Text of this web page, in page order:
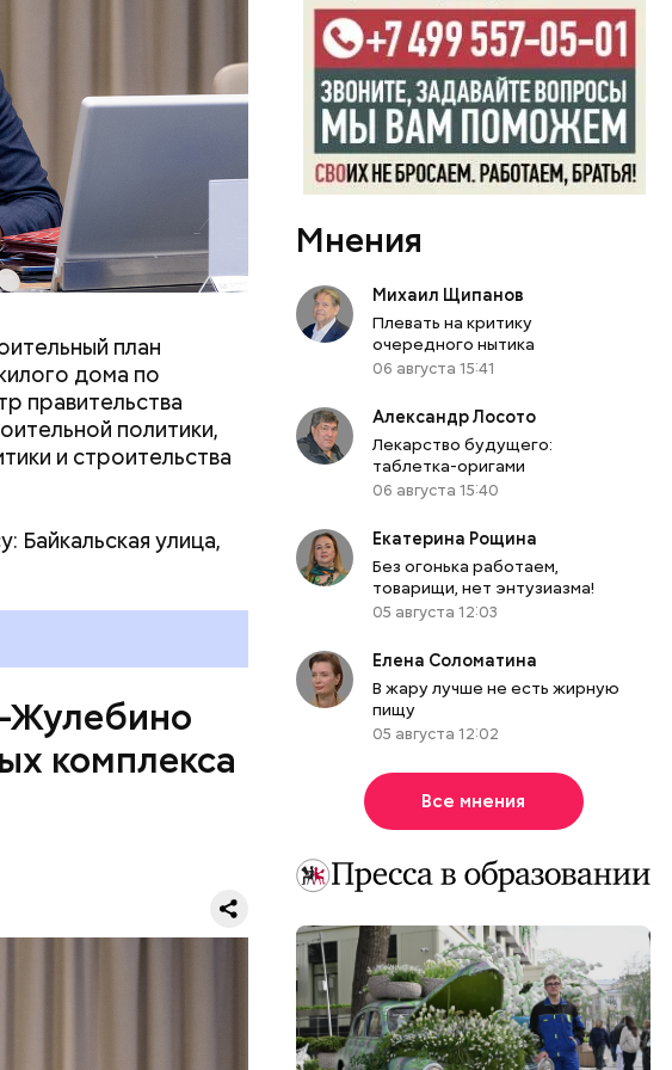
план
дома по
правительства
политики,
и строительства
Байкальская улица,
города Москвы.
Жулебино
комплекса
зоны для
и батуты.
и уютной зоне для
Мнения
Михаил Щипанов
Плевать на критику
очередного нытика
06 августа 15:41
Александр Лосото
Лекарство будущего:
таблетка-оригами
06 августа 15:40
Екатерина Рощина
Без огонька работаем,
товарищи, нет энтузиазма!
05 августа 12:03
Елена Соломатина
В жару лучше не есть жирную
пищу
05 августа 12:02
Все мнения